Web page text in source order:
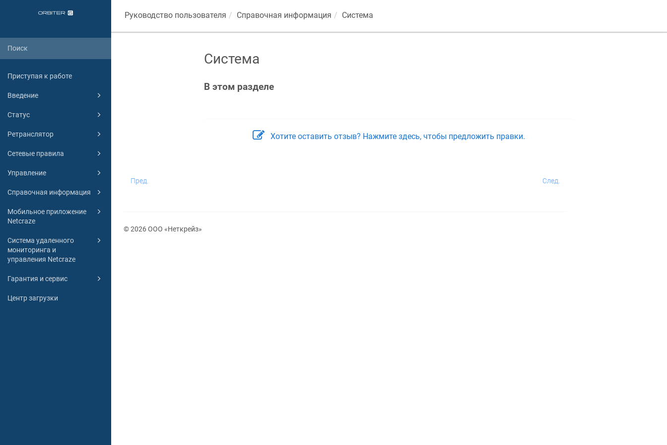
Приступая к работе
Введение
Статус
Ретранслятор
Сетевые правила
Управление
Справочная информация
Мобильное приложение
Netcraze
Система удаленного
мониторинга и
управления Netcraze
Гарантия и сервис
Центр загрузки
Руководство пользователя Справочная информация Система
Система
В этом разделе
Хотите оставить отзыв? Нажмите здесь, чтобы предложить правки.
Пред. След.
© 2026 ООО «Неткрейз»